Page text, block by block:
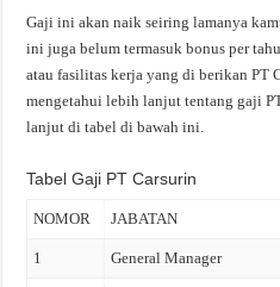
Gaji ini akan naik seiring lamanya
ini juga belum termasuk bonus per
atau fasilitas kerja yang di berikan PT
mengetahui lebih lanjut tentang gaji
lanjut di tabel di bawah ini.
Tabel Gaji PT Carsurin
NOMOR JABATAN
1 General Manager